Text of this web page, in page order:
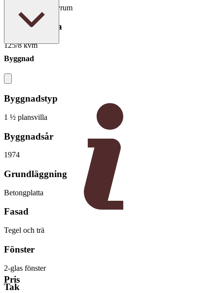
5 rum varav 4 sovrum
Boarea/Biarea
125/8 kvm
Pris
Byggnad
Byggnadstyp
1 ½ plansvilla
Byggnadsår
1974
Grundläggning
Betongplatta
Fasad
Tegel och trä
Fönster
2-glas fönster
Tak